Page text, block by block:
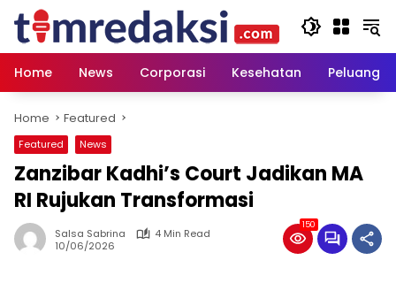
content
Home
News Corporasi Kesehatan Peluang
Home Featured
Featured News
Zanzibar Kadhi’s Court Jadikan MA
RI Rujukan Transformasi
Salsa Sabrina
4 Min Read
10/06/2026
150